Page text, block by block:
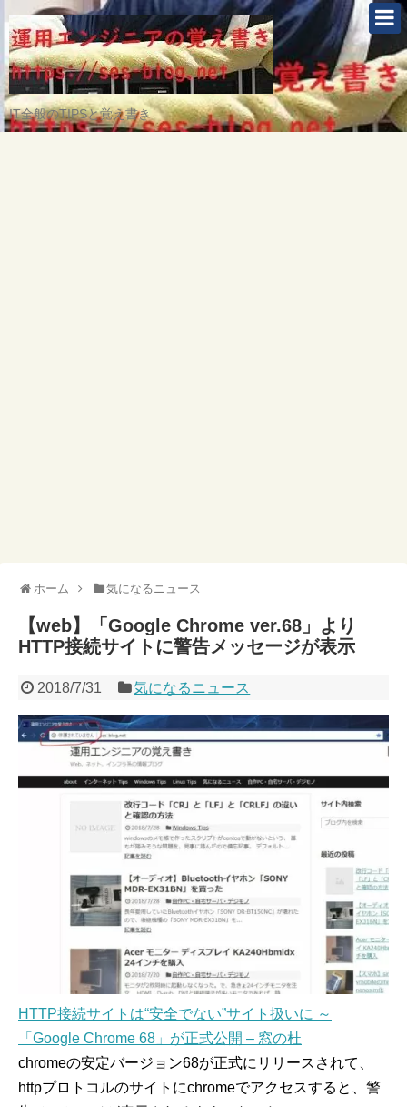
IT全般のTIPSと覚え書き
ホーム 気になるニュース
【web】「Google Chrome ver.68」より
HTTP接続サイトに警告メッセージが表示
2018/7/31 気になるニュース
HTTP接続サイトは“安全でない”サイト扱いに ～
「Google Chrome 68」が正式公開 – 窓の杜
chromeの安定バージョン68が正式にリリースされて、
httpプロトコルのサイトにchromeでアクセスすると、警